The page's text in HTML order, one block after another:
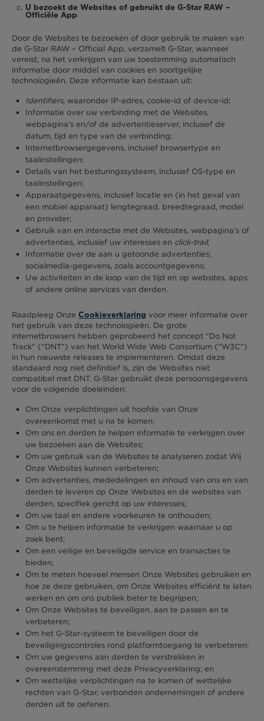
U bezoekt de Websites of gebruikt de G-Star RAW –
Officiële App
Door de Websites te bezoeken of door gebruik te maken van
de G-Star RAW – Official App, verzamelt G-Star, wanneer
vereist, na het verkrijgen van uw toestemming automatisch
informatie door middel van cookies en soortgelijke
technologieën. Deze informatie kan bestaan uit:
Identifiers, waaronder IP-adres, cookie-id of device-id;
Informatie over uw verbinding met de Websites,
webpagina's en/of de advertentieserver, inclusief de
datum, tijd en type van de verbinding;
Internetbrowsergegevens, inclusief browsertype en
taalinstellingen;
Details van het besturingssysteem, inclusief OS-type en
taalinstellingen;
Apparaatgegevens, inclusief locatie en (in het geval van
een mobiel apparaat) lengtegraad, breedtegraad, model
en provider;
Gebruik van en interactie met de Websites, webpagina's of
advertenties, inclusief uw interesses en click-trail;
Informatie over de aan u getoonde advertenties;
socialmedia-gegevens, zoals accountgegevens;
Uw activiteiten in de loop van de tijd en op websites, apps
of andere online services van derden.
Raadpleeg Onze Cookieverklaring voor meer informatie over
het gebruik van deze technologieën. De grote
internetbrowsers hebben geprobeerd het concept "Do Not
Track" ("DNT") van het World Wide Web Consortium ("W3C")
in hun nieuwste releases te implementeren. Omdat deze
standaard nog niet definitief is, zijn de Websites niet
compatibel met DNT. G-Star gebruikt deze persoonsgegevens
voor de volgende doeleinden:
Om Onze verplichtingen uit hoofde van Onze
overeenkomst met u na te komen;
Om ons en derden te helpen informatie te verkrijgen over
uw bezoeken aan de Websites;
Om uw gebruik van de Websites te analyseren zodat Wij
Onze Websites kunnen verbeteren;
Om advertenties, mededelingen en inhoud van ons en van
derden te leveren op Onze Websites en de websites van
derden, specifiek gericht op uw interesses;
Om uw taal en andere voorkeuren te onthouden;
Om u te helpen informatie te verkrijgen waarnaar u op
zoek bent;
Om een veilige en beveiligde service en transacties te
bieden;
Om te meten hoeveel mensen Onze Websites gebruiken en
hoe ze deze gebruiken, om Onze Websites efficiënt te laten
werken en om ons publiek beter te begrijpen;
Om Onze Websites te beveiligen, aan te passen en te
verbeteren;
Om het G-Star-systeem te beveiligen door de
beveiligingscontroles rond platformtoegang te verbeteren;
Om uw gegevens aan derden te verstrekken in
overeenstemming met deze Privacyverklaring; en
Om wettelijke verplichtingen na te komen of wettelijke
rechten van G-Star, verbonden ondernemingen of andere
derden uit te oefenen.